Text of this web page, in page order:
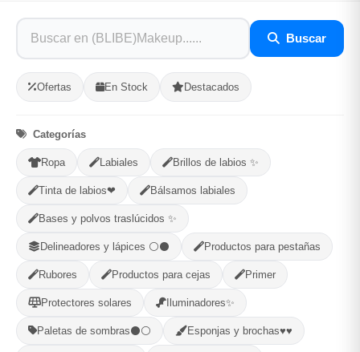
Buscar
Ofertas En Stock Destacados
Categorías
Ropa Labiales Brillos de labios ✨
Tinta de labios❤ Bálsamos labiales
Bases y polvos traslúcidos ✨
Delineadores y lápices ⚪⚫ Productos para pestañas
Rubores Productos para cejas Primer
Protectores solares Iluminadores✨
Paletas de sombras⚫⚪ Esponjas y brochas♥♥
✨ Ayuda a unificar el tono de la piel y a reducir la
hiperpigmentación.
acné, ya que regula la producción de sebo y minimiza los
✨ Promueve la producción de ácido hialurónico y elastina,
manteniendo la piel hidratada y suave.
✨ Uso recomendado una vez a la semana
Ubicacion 2 Ruta 3 Entrega
Selecciona tu ubicacion